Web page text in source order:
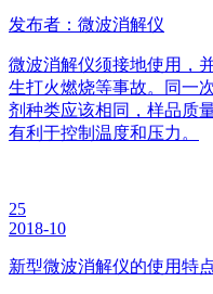
发布者：微波消解仪
微波消解仪须接地使用，
生打火燃烧等事故。同一
剂种类应该相同，样品质
有利于控制温度和压力。
25
2018-10
新型微波消解仪的使用特